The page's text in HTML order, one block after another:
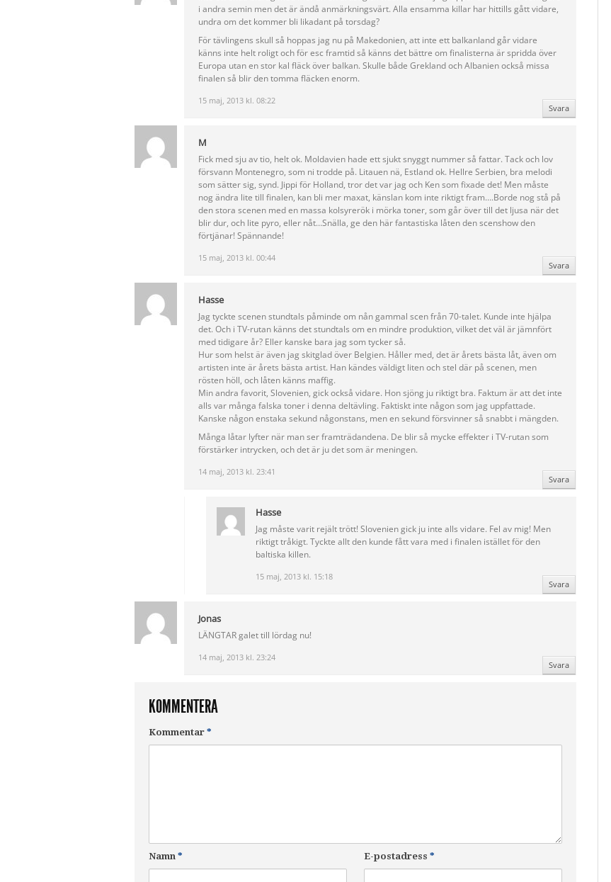
15 maj, 2013 kl. 08:22
i andra semin men det är ändå anmärkningsvärt. Alla ensamma killar har hittills gått vidare,
undra om det kommer bli likadant på torsdag?
För tävlingens skull så hoppas jag nu på Makedonien, att inte ett balkanland går vidare
känns inte helt roligt och för esc framtid så känns det bättre om finalisterna är spridda över
Europa utan en stor kal fläck över balkan. Skulle både Grekland och Albanien också missa
finalen så blir den tomma fläcken enorm.
Svara
M
15 maj, 2013 kl. 00:44
Fick med sju av tio, helt ok. Moldavien hade ett sjukt snyggt nummer så fattar. Tack och lov
försvann Montenegro, som ni trodde på. Litauen nä, Estland ok. Hellre Serbien, bra melodi
som sätter sig, synd. Jippi för Holland, tror det var jag och Ken som fixade det! Men måste
nog ändra lite till finalen, kan bli mer maxat, känslan kom inte riktigt fram….Borde nog stå på
den stora scenen med en massa kolsyrerök i mörka toner, som går över till det ljusa när det
blir dur, och lite pyro, eller nåt…Snälla, ge den här fantastiska låten den scenshow den
förtjänar! Spännande!
Svara
Hasse
14 maj, 2013 kl. 23:41
Jag tyckte scenen stundtals påminde om nån gammal scen från 70-talet. Kunde inte hjälpa
det. Och i TV-rutan känns det stundtals om en mindre produktion, vilket det väl är jämnfört
med tidigare år? Eller kanske bara jag som tycker så.
Hur som helst är även jag skitglad över Belgien. Håller med, det är årets bästa låt, även om
artisten inte är årets bästa artist. Han kändes väldigt liten och stel där på scenen, men
rösten höll, och låten känns maffig.
Min andra favorit, Slovenien, gick också vidare. Hon sjöng ju riktigt bra. Faktum är att det inte
alls var många falska toner i denna deltävling. Faktiskt inte någon som jag uppfattade.
Kanske någon enstaka sekund någonstans, men en sekund försvinner så snabbt i mängden.
Många låtar lyfter när man ser framträdandena. De blir så mycke effekter i TV-rutan som
förstärker intrycken, och det är ju det som är meningen.
Svara
Hasse
15 maj, 2013 kl. 15:18
Jag måste varit rejält trött! Slovenien gick ju inte alls vidare. Fel av mig! Men
riktigt tråkigt. Tyckte allt den kunde fått vara med i finalen istället för den
baltiska killen.
Svara
Jonas
14 maj, 2013 kl. 23:24
LÄNGTAR galet till lördag nu!
Svara
KOMMENTERA
Kommentar *
Namn * E-postadress *